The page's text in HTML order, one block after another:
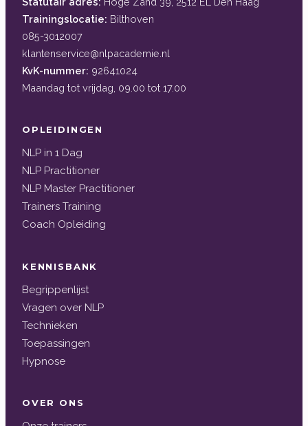
Trainingslocatie: Bilthoven
085-3012007
klantenservice@nlpacademie.nl
KvK-nummer: 92641024
Maandag tot vrijdag, 09.00 tot 17.00
OPLEIDINGEN
NLP in 1 Dag
NLP Practitioner
NLP Master Practitioner
Trainers Training
Coach Opleiding
KENNISBANK
Begrippenlijst
Vragen over NLP
Technieken
Toepassingen
Hypnose
OVER ONS